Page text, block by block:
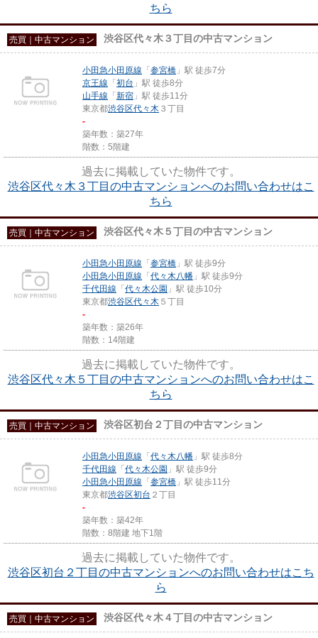
ちら
売買｜中古マンション 渋谷区代々木３丁目の中古マンション
小田急小田原線 「参宮橋 」駅 徒歩7分
京王線 「初台 」駅 徒歩8分
山手線 「新宿 」駅 徒歩11分
東京都渋谷区代々木 ３丁目
-
築年数：築27年
階数：5階建
過去に掲載していた物件です。
渋谷区代々木３丁目の中古マンションへのお問い合わせはこ
ちら
売買｜中古マンション 渋谷区代々木５丁目の中古マンション
小田急小田原線 「参宮橋 」駅 徒歩9分
小田急小田原線 「代々木八幡 」駅 徒歩9分
千代田線 「代々木公園 」駅 徒歩10分
東京都渋谷区代々木 ５丁目
-
築年数：築26年
階数：14階建
過去に掲載していた物件です。
渋谷区代々木５丁目の中古マンションへのお問い合わせはこ
ちら
売買｜中古マンション 渋谷区初台２丁目の中古マンション
小田急小田原線 「代々木八幡 」駅 徒歩8分
千代田線 「代々木公園 」駅 徒歩9分
小田急小田原線 「参宮橋 」駅 徒歩11分
東京都渋谷区初台 ２丁目
-
築年数：築42年
階数：8階建 地下1階
過去に掲載していた物件です。
渋谷区初台２丁目の中古マンションへのお問い合わせはこち
ら
売買｜中古マンション 渋谷区代々木４丁目の中古マンション